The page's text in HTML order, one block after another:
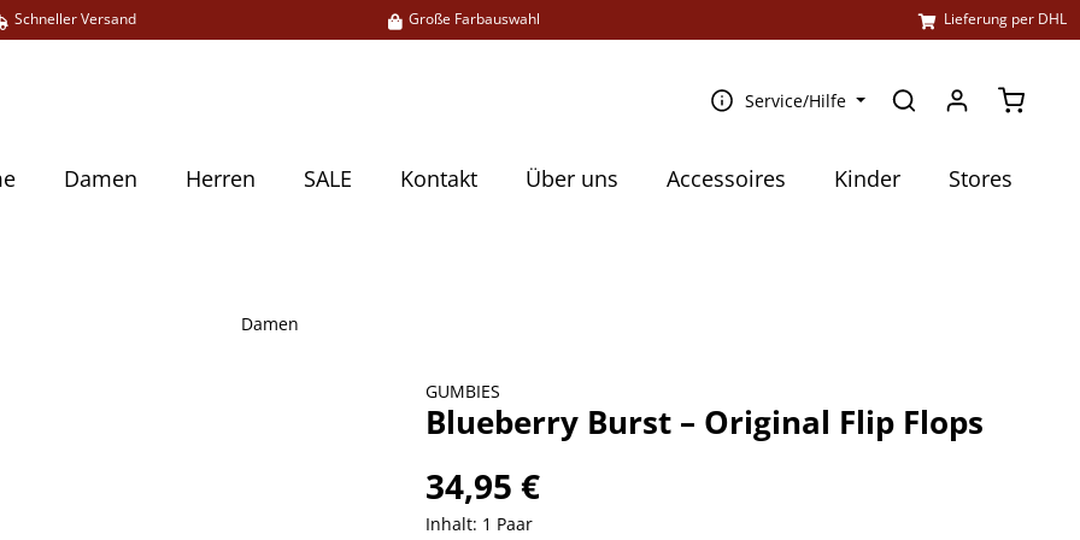
Schneller Versand Große Farbauswahl Lieferung per DHL
Service/Hilfe
Damen Herren SALE Kontakt Über uns Accessoires Kinder Stores
Damen
GUMBIES
Blueberry Burst – Original Flip Flops
34,95 €
Inhalt: 1 Paar